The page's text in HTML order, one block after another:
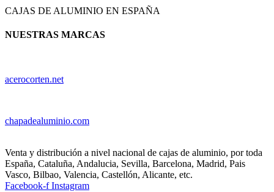
CAJAS DE ALUMINIO EN ESPAÑA
NUESTRAS MARCAS
acerocorten.net
chapadealuminio.com
Venta y distribución a nivel nacional de cajas de aluminio, por toda
España, Cataluña, Andalucia, Sevilla, Barcelona, Madrid, Pais
Vasco, Bilbao, Valencia, Castellón, Alicante, etc.
Facebook-f Instagram